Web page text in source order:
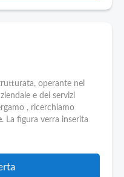
operante nel
e dei servizi
, ricerchiamo
. La figura verra inserita